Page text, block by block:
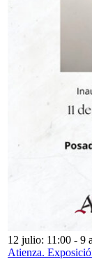
12 julio: 11:00 - 9
Atienza.